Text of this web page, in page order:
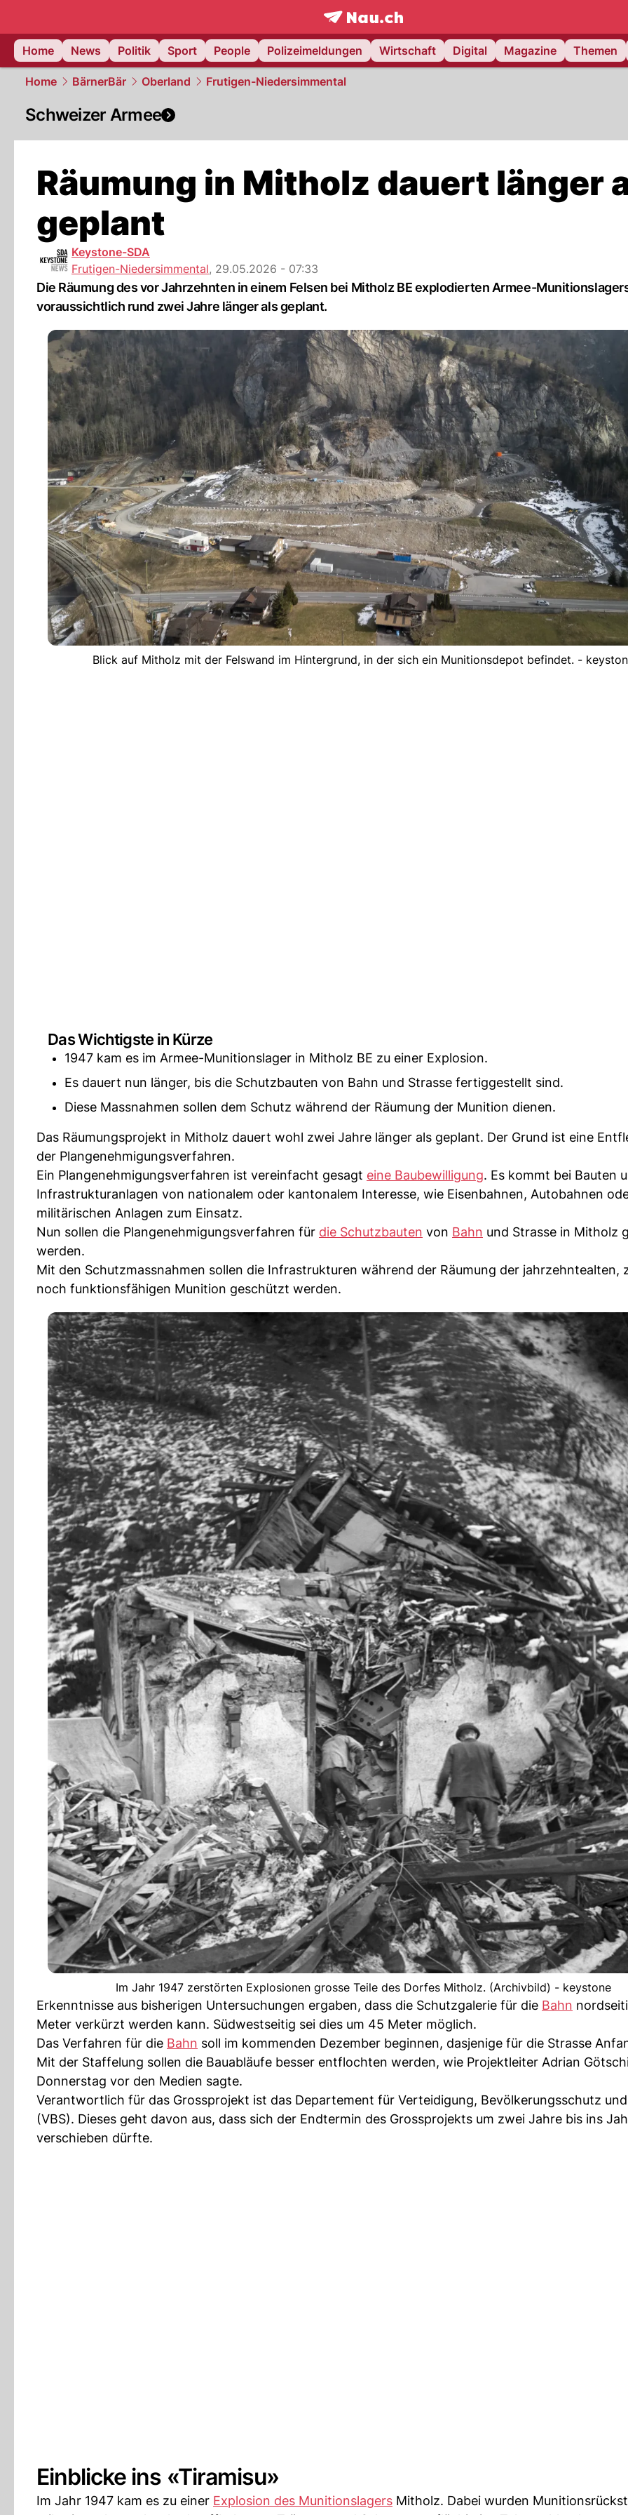
frontpage.NAU.ch
Home
News Politik Sport People Polizeimeldungen Wirtschaft Digital Magazine Themen
Home BärnerBär Oberland Frutigen-Niedersimmental
Schweizer Armee
Räumung in Mitholz dauert länger
geplant
Keystone-SDA
Frutigen-Niedersimmental, 29.05.2026 - 07:33
Die Räumung des vor Jahrzehnten in einem Felsen bei Mitholz BE explodierten Armee-
voraussichtlich rund zwei Jahre länger als geplant.
Blick auf Mitholz mit der Felswand im Hintergrund, in der sich ein Munitionsdepot befindet. -
Das Wichtigste in Kürze
1947 kam es im Armee-Munitionslager in Mitholz BE zu einer Explosion.
Es dauert nun länger, bis die Schutzbauten von Bahn und Strasse fertiggestellt sind.
Diese Massnahmen sollen dem Schutz während der Räumung der Munition dienen.
Das Räumungsprojekt in Mitholz dauert wohl zwei Jahre länger als geplant. Der Grund ist eine
der Plangenehmigungsverfahren.
Ein Plangenehmigungsverfahren ist vereinfacht gesagt eine Baubewilligung. Es kommt bei Bauten
Infrastrukturanlagen von nationalem oder kantonalem Interesse, wie Eisenbahnen, Autobahnen
militärischen Anlagen zum Einsatz.
Nun sollen die Plangenehmigungsverfahren für die Schutzbauten von Bahn und Strasse in Mitholz
werden.
Mit den Schutzmassnahmen sollen die Infrastrukturen während der Räumung der jahrzehntealten,
noch funktionsfähigen Munition geschützt werden.
Im Jahr 1947 zerstörten Explosionen grosse Teile des Dorfes Mitholz. (Archivbild) - keystone
Erkenntnisse aus bisherigen Untersuchungen ergaben, dass die Schutzgalerie für die Bahn
Meter verkürzt werden kann. Südwestseitig sei dies um 45 Meter möglich.
Das Verfahren für die Bahn soll im kommenden Dezember beginnen, dasjenige für die Strasse
Mit der Staffelung sollen die Bauabläufe besser entflochten werden, wie Projektleiter Adrian
Donnerstag vor den Medien sagte.
Verantwortlich für das Grossprojekt ist das Departement für Verteidigung, Bevölkerungsschutz
(VBS). Dieses geht davon aus, dass sich der Endtermin des Grossprojekts um zwei Jahre bis ins
verschieben dürfte.
Einblicke ins «Tiramisu»
Im Jahr 1947 kam es zu einer Explosion des Munitionslagers Mitholz. Dabei wurden